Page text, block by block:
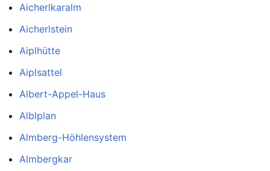
Aicherlkaralm
Aicherlstein
Aiplhütte
Aiplsattel
Albert-Appel-Haus
Alblplan
Almberg-Höhlensystem
Almbergkar